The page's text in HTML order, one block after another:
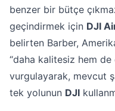
benzer bir bütçe
geçindirmek için DJI
belirten Barber,
“daha kalitesiz hem de
vurgulayarak, mevcut
tek yolunun DJI